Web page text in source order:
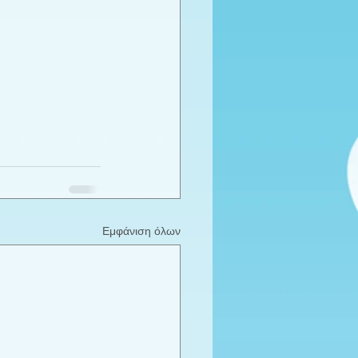
Εμφάνιση όλων